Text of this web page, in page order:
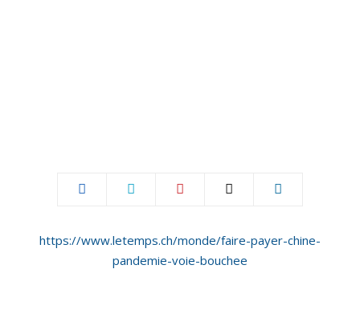
https://www.letemps.ch/monde/faire-payer-chine-
pandemie-voie-bouchee